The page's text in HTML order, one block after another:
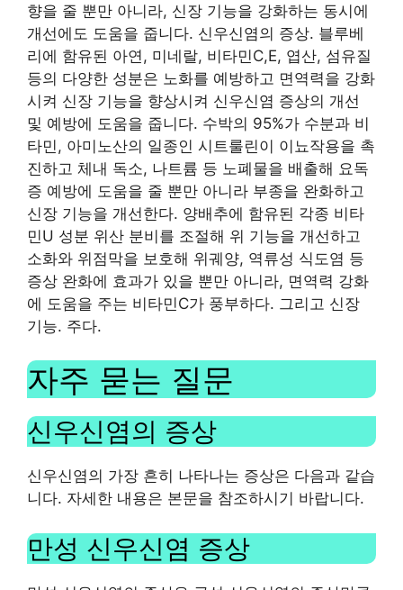
향을 줄 뿐만 아니라, 신장 기능을 강화하는 동시에
개선에도 도움을 줍니다. 신우신염의 증상. 블루베
리에 함유된 아연, 미네랄, 비타민C,E, 엽산, 섬유질
등의 다양한 성분은 노화를 예방하고 면역력을 강화
시켜 신장 기능을 향상시켜 신우신염 증상의 개선
및 예방에 도움을 줍니다. 수박의 95%가 수분과 비
타민, 아미노산의 일종인 시트룰린이 이뇨작용을 촉
진하고 체내 독소, 나트륨 등 노폐물을 배출해 요독
증 예방에 도움을 줄 뿐만 아니라 부종을 완화하고
신장 기능을 개선한다. 양배추에 함유된 각종 비타
민U 성분 위산 분비를 조절해 위 기능을 개선하고
소화와 위점막을 보호해 위궤양, 역류성 식도염 등
증상 완화에 효과가 있을 뿐만 아니라, 면역력 강화
에 도움을 주는 비타민C가 풍부하다. 그리고 신장
기능. 주다.
자주 묻는 질문
신우신염의 증상
신우신염의 가장 흔히 나타나는 증상은 다음과 같습
니다. 자세한 내용은 본문을 참조하시기 바랍니다.
만성 신우신염 증상